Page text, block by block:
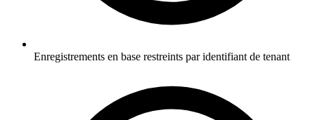
Enregistrements en base restreints par identifiant de tenant